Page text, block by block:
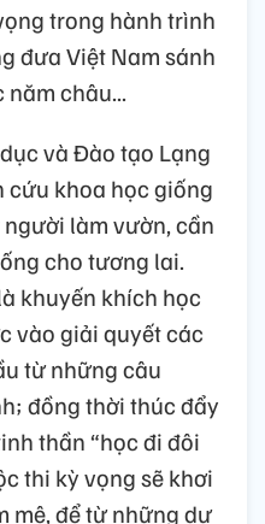
trong hành trình
đưa Việt Nam sánh
châu...
và Đào tạo Lạng
cứu khoa học giống
làm vườn, cần
cho tương lai.
khuyến khích học
vào giải quyết các
từ những câu
đồng thời thúc đẩy
thần “học đi đôi
thi kỳ vọng sẽ khơi
mê, để từ những dự